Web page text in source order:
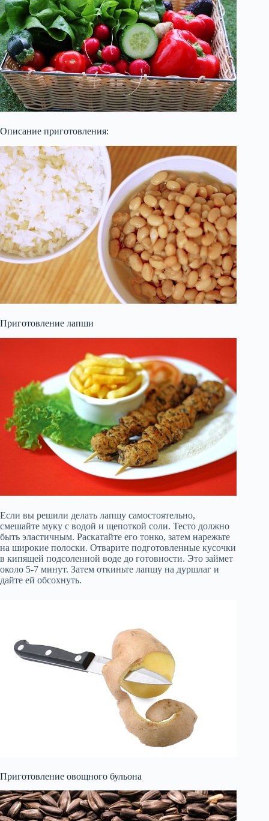
Описание приготовления:
Приготовление лапши
Если вы решили делать лапшу самостоятельно,
смешайте муку с водой и щепоткой соли. Тесто должно
быть эластичным. Раскатайте его тонко, затем нарежьте
на широкие полоски. Отварите подготовленные кусочки
в кипящей подсоленной воде до готовности. Это займет
около 5-7 минут. Затем откиньте лапшу на дуршлаг и
дайте ей обсохнуть.
Приготовление овощного бульона